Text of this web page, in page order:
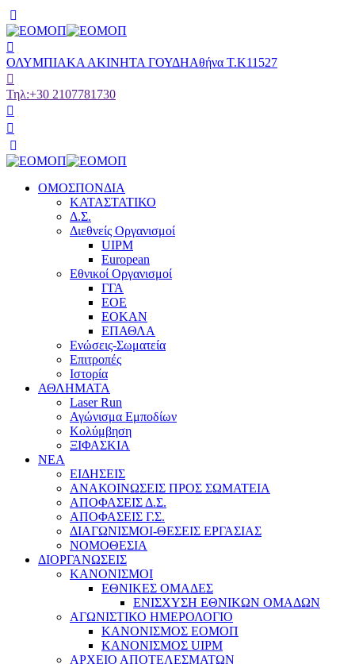
ΟΛΥΜΠΙΑΚΑ ΑΚΙΝΗΤΑ ΓΟΥΔΗΑθήνα Τ.Κ11527
Τηλ:+30 2107781730
ΟΜΟΣΠΟΝΔΙΑ
ΚΑΤΑΣΤΑΤΙΚΟ
Δ.Σ.
Διεθνείς Οργανισμοί
UIPM
European
Εθνικοί Οργανισμοί
ΓΓΑ
ΕΟΕ
ΕΟΚΑΝ
ΕΠΑΘΛΑ
Ενώσεις-Σωματεία
Επιτροπές
Ιστορία
ΑΘΛΗΜΑΤΑ
Laser Run
Αγώνισμα Εμποδίων
Κολύμβηση
ΞΙΦΑΣΚΙΑ
NEA
ΕΙΔΗΣΕΙΣ
ΑΝΑΚΟΙΝΩΣΕΙΣ ΠΡΟΣ ΣΩΜΑΤΕΙΑ
ΑΠΟΦΑΣΕΙΣ Δ.Σ.
ΑΠΟΦΑΣΕΙΣ Γ.Σ.
ΔΙΑΓΩΝΙΣΜΟΙ-ΘΕΣΕΙΣ ΕΡΓΑΣΙΑΣ
ΝΟΜΟΘΕΣΙΑ
ΔΙΟΡΓΑΝΩΣΕΙΣ
ΚΑΝΟΝΙΣΜΟΙ
ΕΘΝΙΚΕΣ ΟΜΑΔΕΣ
ΕΝΙΣΧΥΣΗ ΕΘΝΙΚΩΝ ΟΜΑΔΩΝ
ΑΓΩΝΙΣΤΙΚΟ ΗΜΕΡΟΛΟΓΙΟ
ΚΑΝΟΝΙΣΜΟΣ ΕΟΜΟΠ
ΚΑΝΟΝΙΣΜΟΣ UIPM
ΑΡΧΕΙΟ ΑΠΟΤΕΛΕΣΜΑΤΩΝ